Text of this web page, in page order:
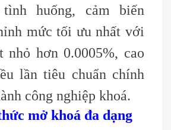
huống, cảm biến
mức tối ưu nhất với
nhỏ hơn 0.0005%, cao
lần tiêu chuẩn chính
công nghiệp khoá.
mở khoá đa dạng